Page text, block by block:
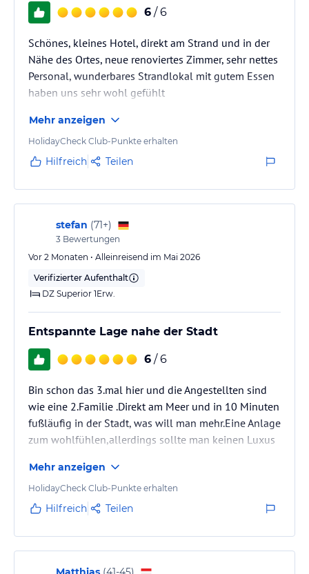
6 / 6
Schönes, kleines Hotel, direkt am Strand und in der
Nähe des Ortes, neue renoviertes Zimmer, sehr nettes
Personal, wunderbares Strandlokal mit gutem Essen
haben uns sehr wohl gefühlt
Mehr anzeigen
HolidayCheck Club-Punkte erhalten
Hilfreich Teilen
stefan (71+)
3 Bewertungen
Vor 2 Monaten • Alleinreisend im Mai 2026
Verifizierter Aufenthalt
DZ Superior 1Erw.
Entspannte Lage nahe der Stadt
6 / 6
Bin schon das 3.mal hier und die Angestellten sind
wie eine 2.Familie .Direkt am Meer und in 10 Minuten
fußläufig in der Stadt, was will man mehr.Eine Anlage
zum wohlfühlen,allerdings sollte man keinen Luxus
Mehr anzeigen
HolidayCheck Club-Punkte erhalten
Hilfreich Teilen